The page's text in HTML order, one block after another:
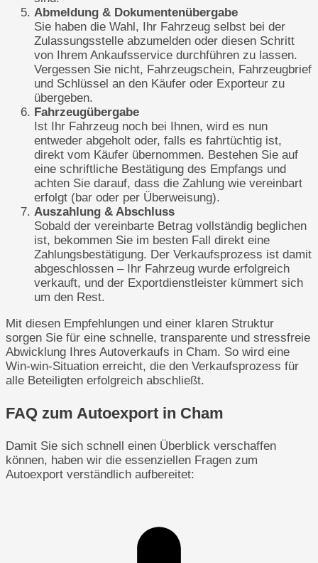
Abmeldung & Dokumentenübergabe
Sie haben die Wahl, Ihr Fahrzeug selbst bei der
Zulassungsstelle abzumelden oder diesen Schritt
von Ihrem Ankaufsservice durchführen zu lassen.
Vergessen Sie nicht, Fahrzeugschein, Fahrzeugbrief
und Schlüssel an den Käufer oder Exporteur zu
übergeben.
Fahrzeugübergabe
Ist Ihr Fahrzeug noch bei Ihnen, wird es nun
entweder abgeholt oder, falls es fahrtüchtig ist,
direkt vom Käufer übernommen. Bestehen Sie auf
eine schriftliche Bestätigung des Empfangs und
achten Sie darauf, dass die Zahlung wie vereinbart
erfolgt (bar oder per Überweisung).
Auszahlung & Abschluss
Sobald der vereinbarte Betrag vollständig beglichen
ist, bekommen Sie im besten Fall direkt eine
Zahlungsbestätigung. Der Verkaufsprozess ist damit
abgeschlossen – Ihr Fahrzeug wurde erfolgreich
verkauft, und der Exportdienstleister kümmert sich
um den Rest.
Mit diesen Empfehlungen und einer klaren Struktur
sorgen Sie für eine schnelle, transparente und stressfreie
Abwicklung Ihres Autoverkaufs in Cham. So wird eine
Win-win-Situation erreicht, die den Verkaufsprozess für
alle Beteiligten erfolgreich abschließt.
FAQ zum Autoexport in Cham
Damit Sie sich schnell einen Überblick verschaffen
können, haben wir die essenziellen Fragen zum
Autoexport verständlich aufbereitet: